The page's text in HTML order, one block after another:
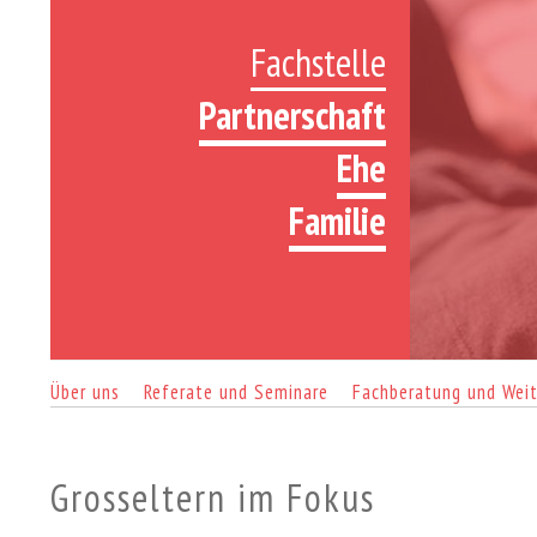
Fachstelle
Partnerschaft
Ehe
Familie
Über uns Referate und Seminare Fachberatung und
Grosseltern im Fokus